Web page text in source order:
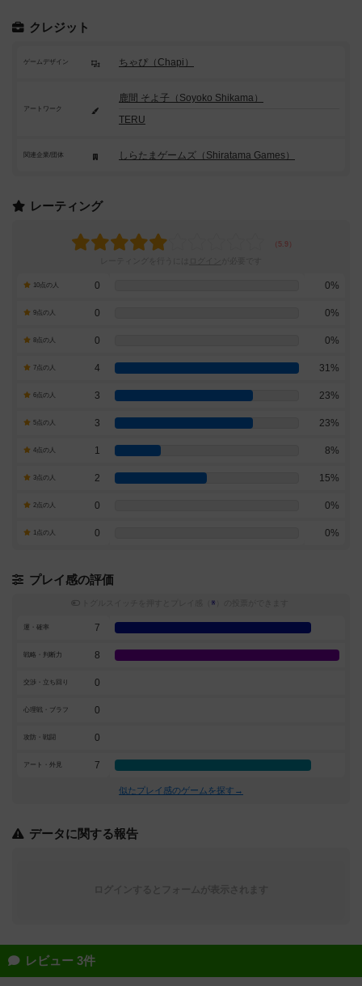
クレジット
ゲームデザイン ちゃぴ（Chapi）
アートワーク
鹿間 そよ子（Soyoko Shikama）
TERU
関連企業/団体 しらたまゲームズ（Shiratama Games）
レーティング
10点の人 0 0%
9点の人 0 0%
8点の人 0 0%
7点の人 4 31%
6点の人 3 23%
5点の人 3 23%
4点の人 1 8%
3点の人 2 15%
2点の人 0 0%
1点の人 0 0%
プレイ感の評価
※
運・確率 7
戦略・判断力 8
交渉・立ち回り 0
心理戦・ブラフ 0
攻防・戦闘 0
アート・外見 7
似たプレイ感のゲームを探す→
データに関する報告
レビュー 3件